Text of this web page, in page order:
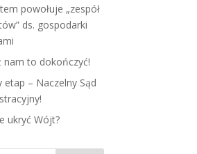
powołuje „zespół
ds. gospodarki
nam to dokończyć!
etap – Naczelny Sąd
ukryć Wójt?